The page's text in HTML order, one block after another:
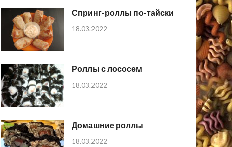
Спринг-роллы по-тайски
18.03.2022
Роллы с лососем
18.03.2022
Домашние роллы
18.03.2022